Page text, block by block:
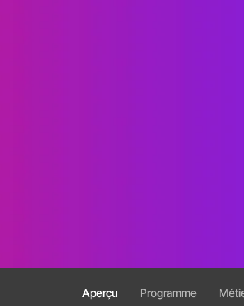
Aperçu Programme